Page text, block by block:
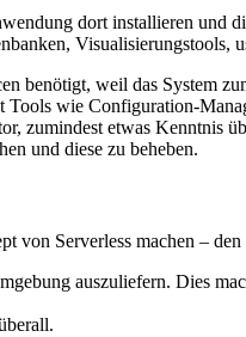
dort installieren und
Visualisierungstools,
benötigt, weil das System
wie Configuration-
zumindest etwas Kenntnis
und diese zu beheben.
von Serverless machen – den
auszuliefern. Dies